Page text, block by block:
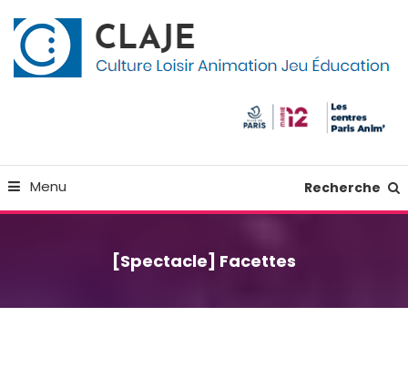
To
Content
Menu Recherche
[Spectacle] Facettes